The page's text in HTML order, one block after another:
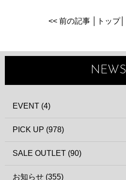
<< 前の記事 トップ│
NEWS
EVENT (4)
PICK UP (978)
SALE OUTLET (90)
お知らせ (355)